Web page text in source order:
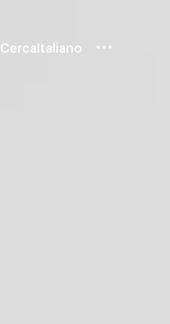
CercaItaliano